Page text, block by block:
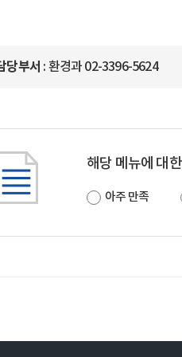
당부서 : 환경과 02-3396-5624
해당 메뉴에 대
아주 만족